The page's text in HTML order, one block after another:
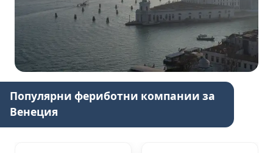
Популярни фериботни компании за
Венеция